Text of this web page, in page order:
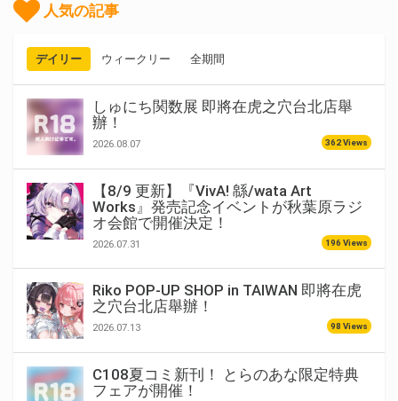
人気の記事
デイリー ウィークリー 全期間
しゅにち関数展 即將在虎之穴台北店舉
辦！
2026.08.07 362 Views
【8/9 更新】『VivA! 緜/wata Art
Works』発売記念イベントが秋葉原ラジ
オ会館で開催決定！
2026.07.31 196 Views
Riko POP-UP SHOP in TAIWAN 即將在虎
之穴台北店舉辦！
2026.07.13 98 Views
C108夏コミ新刊！ とらのあな限定特典
フェアが開催！